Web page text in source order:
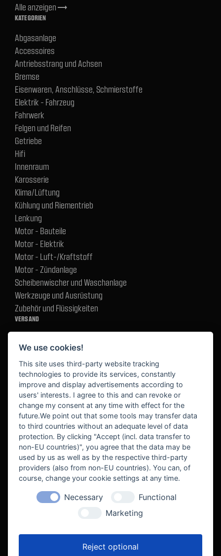
Alle anzeigentrending_flat
KATEGORIEN
Abgasanlage
Accessoires
Antriebsstrang und Achsen
Bremse
Eisenwaren, Anschlüsse, Schmierstoffe
Elektrik - Fahrzeug
Fahrwerk
Felgen und Reifen
Getriebe
Hifi
Innenraum
Karosserie
Klima/Lüftung
Kühlung und Riementrieb
Lenkung
Motor - Bauteile
Motor - Elektrik
Motor - Luft-/Kraftstoff
Motor - Zündanlage
Scheibenwischer und Waschanlage
Werkzeuge und Ausrüstung
Zubehör und Flüssigkeiten
VERSAND
BEKANNT AUS
We use cookies!
This site uses third-party website tracking
technologies to provide its services, constantly
improve and display advertisements according to
users' interests. I agree to this and can revoke or
change my consent at any time with effect for the
future.We point out that some tools may transfer data
to third countries without an adequate level of data
protection. By clicking "Accept (incl. data transfer to
non-EU countries)", you agree that the data may be
used by us as well as by the respective third-party
providers (also from non-EU countries). You can, of
course, change your cookie settings at any time.
Necessary
Functional
Marketing
Reject optional